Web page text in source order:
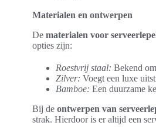
Materialen en ontwerpen
De materialen voor
opties zijn:
Roestvrij staal: Bekend
Zilver: Voegt een luxe
Bamboe: Een duurzame
Bij de ontwerpen van
strak. Hierdoor is er altijd een